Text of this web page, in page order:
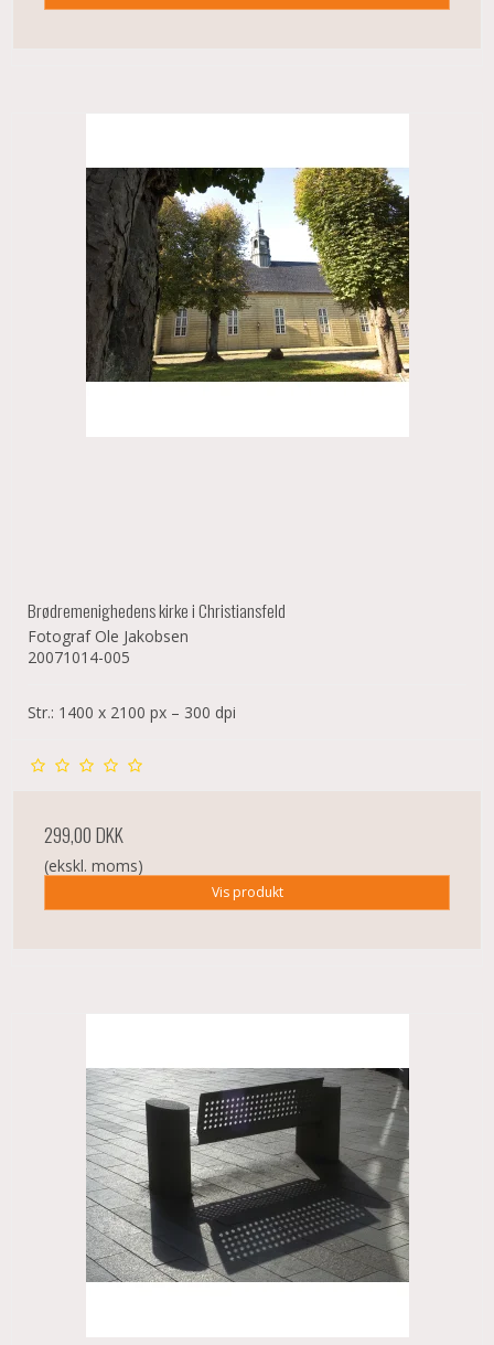
Brødremenighedens kirke i Christiansfeld
Fotograf Ole Jakobsen
20071014-005
Str.: 1400 x 2100 px – 300 dpi
299,00 DKK
(ekskl. moms)
Vis produkt